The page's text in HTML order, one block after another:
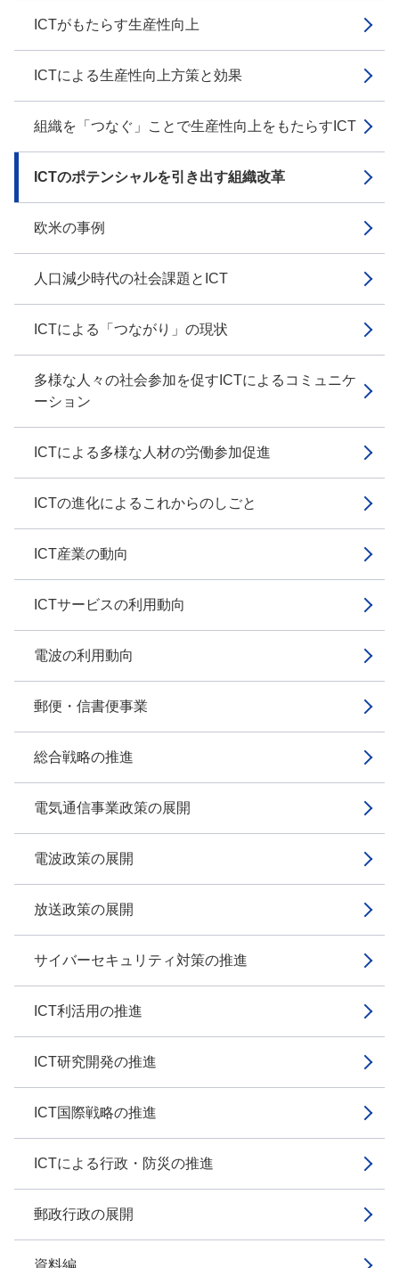
ICTがもたらす生産性向上
ICTによる生産性向上方策と効果
組織を「つなぐ」ことで生産性向上をもたらすICT
ICTのポテンシャルを引き出す組織改革
欧米の事例
人口減少時代の社会課題とICT
ICTによる「つながり」の現状
多様な人々の社会参加を促すICTによるコミュニケ
ーション
ICTによる多様な人材の労働参加促進
ICTの進化によるこれからのしごと
ICT産業の動向
ICTサービスの利用動向
電波の利用動向
郵便・信書便事業
総合戦略の推進
電気通信事業政策の展開
電波政策の展開
放送政策の展開
サイバーセキュリティ対策の推進
ICT利活用の推進
ICT研究開発の推進
ICT国際戦略の推進
ICTによる行政・防災の推進
郵政行政の展開
資料編